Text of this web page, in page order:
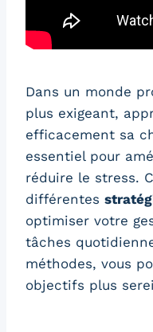
Dans un monde
plus exigeant,
efficacement sa
essentiel pour
réduire le stress.
différentes
optimiser votre
tâches
méthodes, vous
objectifs plus